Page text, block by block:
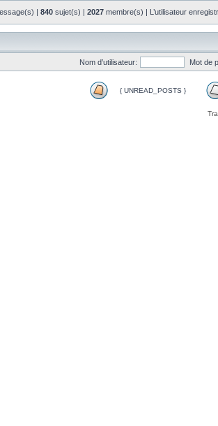
| 840 sujet(s) | 2027 membre(s) | L’utilisateur
Nom d’utilisateur: Mot de
{ UNREAD_POSTS }